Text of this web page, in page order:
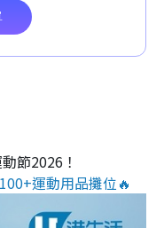
節2026！
運動用品攤位🔥